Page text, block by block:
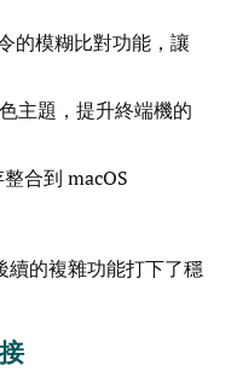
的模糊比對功能，讓
主題，提升終端機的
合到 macOS
續的複雜功能打下了穩